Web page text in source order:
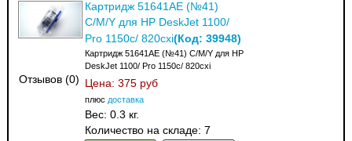
Отзывов (0)
Картридж 51641AE (№41)
С/M/Y для HP DeskJet 1100/
Pro 1150c/ 820cxi(Код:39948)
Картридж 51641AE (№41) С/M/Y для HP
DeskJet 1100/ Pro 1150c/ 820cxi
Цена:375 руб
плюс доставка
Вес:0.3 кг.
Количество на складе:7